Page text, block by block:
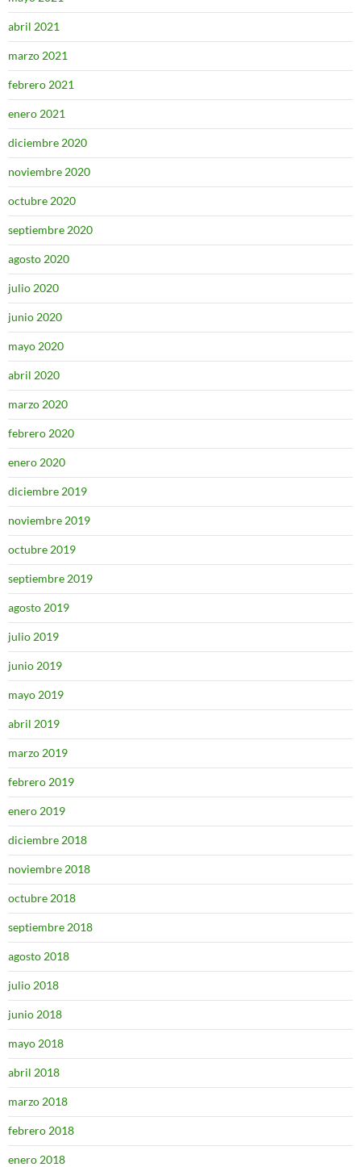
abril 2021
marzo 2021
febrero 2021
enero 2021
diciembre 2020
noviembre 2020
octubre 2020
septiembre 2020
agosto 2020
julio 2020
junio 2020
mayo 2020
abril 2020
marzo 2020
febrero 2020
enero 2020
diciembre 2019
noviembre 2019
octubre 2019
septiembre 2019
agosto 2019
julio 2019
junio 2019
mayo 2019
abril 2019
marzo 2019
febrero 2019
enero 2019
diciembre 2018
noviembre 2018
octubre 2018
septiembre 2018
agosto 2018
julio 2018
junio 2018
mayo 2018
abril 2018
marzo 2018
febrero 2018
enero 2018